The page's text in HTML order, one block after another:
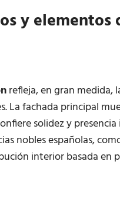
y
refleja, en gran medida,
La fachada principal
solidez y
nobles españolas,
interior basada en